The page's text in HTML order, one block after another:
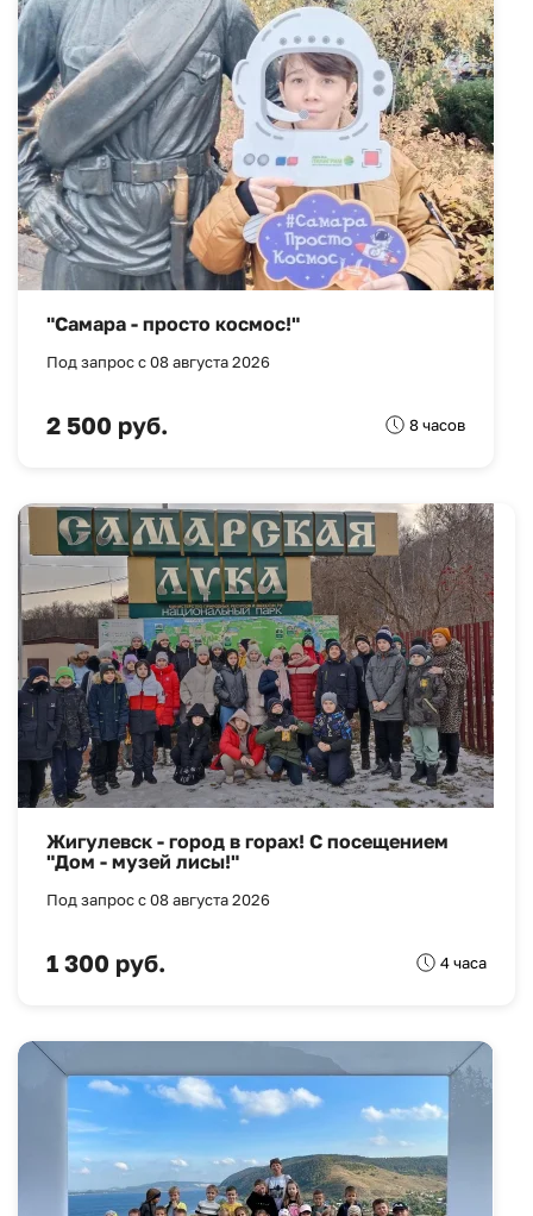
"Самара - просто космос!"
Под запрос с 08 августа 2026
2 500 руб. 8 часов
Жигулевск - город в горах! С посещением
"Дом - музей лисы!"
Под запрос с 08 августа 2026
1 300 руб. 4 часа